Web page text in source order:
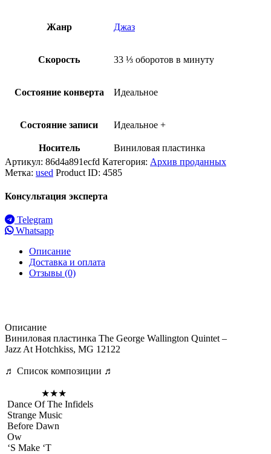
Жанр Джаз
Скорость 33 ⅓ оборотов в минуту
Состояние конверта Идеальное
Состояние записи Идеальное +
Носитель
Виниловая пластинка
Артикул: 86d4a891ecfd Категория: Архив проданных
Метка: used Product ID: 4585
Консультация эксперта
Telegram
Whatsapp
Описание
Доставка и оплата
Отзывы (0)
Описание
Виниловая пластинка The George Wallington Quintet –
Jazz At Hotchkiss, MG 12122
♬ Список композиции ♬
★★★
Dance Of The Infidels
Strange Music
Before Dawn
Ow
‘S Make ‘T